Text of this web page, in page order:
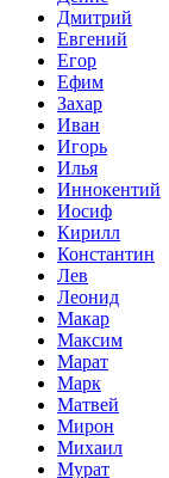
Дмитрий
Евгений
Егор
Ефим
Захар
Иван
Игорь
Илья
Иннокентий
Иосиф
Кирилл
Константин
Лев
Леонид
Макар
Максим
Марат
Марк
Матвей
Мирон
Михаил
Мурат